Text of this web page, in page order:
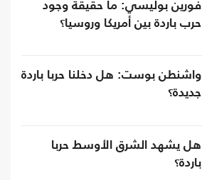
فورين بوليسي: ما حقيقة وجود
حرب باردة بين أمريكا وروسيا؟
واشنطن بوست: هل دخلنا حربا باردة
جديدة؟
هل يشهد الشرق الأوسط حربا
باردة؟